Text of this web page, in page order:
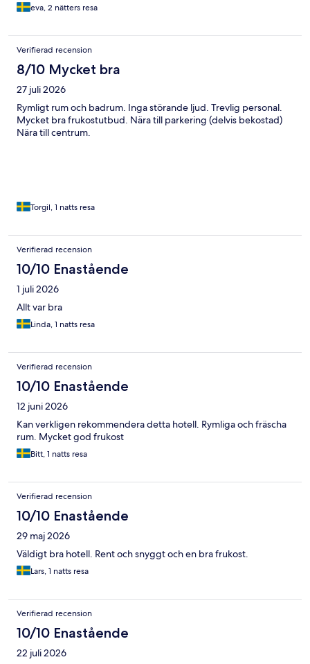
eva, 2 nätters resa
Verifierad recension
8/10 Mycket bra
27 juli 2026
Rymligt rum och badrum. Inga störande ljud. Trevlig personal.
Mycket bra frukostutbud. Nära till parkering (delvis bekostad)
Nära till centrum.
Torgil, 1 natts resa
Verifierad recension
10/10 Enastående
1 juli 2026
Allt var bra
Linda, 1 natts resa
Verifierad recension
10/10 Enastående
12 juni 2026
Kan verkligen rekommendera detta hotell. Rymliga och fräscha
rum. Mycket god frukost
Bitt, 1 natts resa
Verifierad recension
10/10 Enastående
29 maj 2026
Väldigt bra hotell. Rent och snyggt och en bra frukost.
Lars, 1 natts resa
Verifierad recension
10/10 Enastående
22 juli 2026